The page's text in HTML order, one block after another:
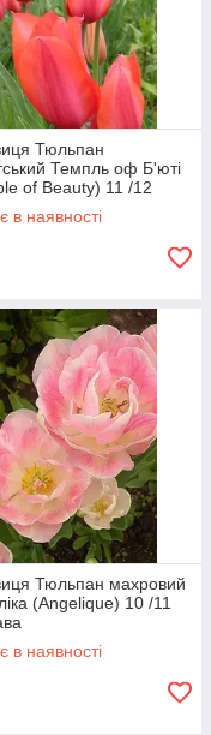
Тюльпан
Темпль оф Б'юті
of Beauty) 11 /12
в наявності
Тюльпан махровий
(Angelique) 10 /11
в наявності